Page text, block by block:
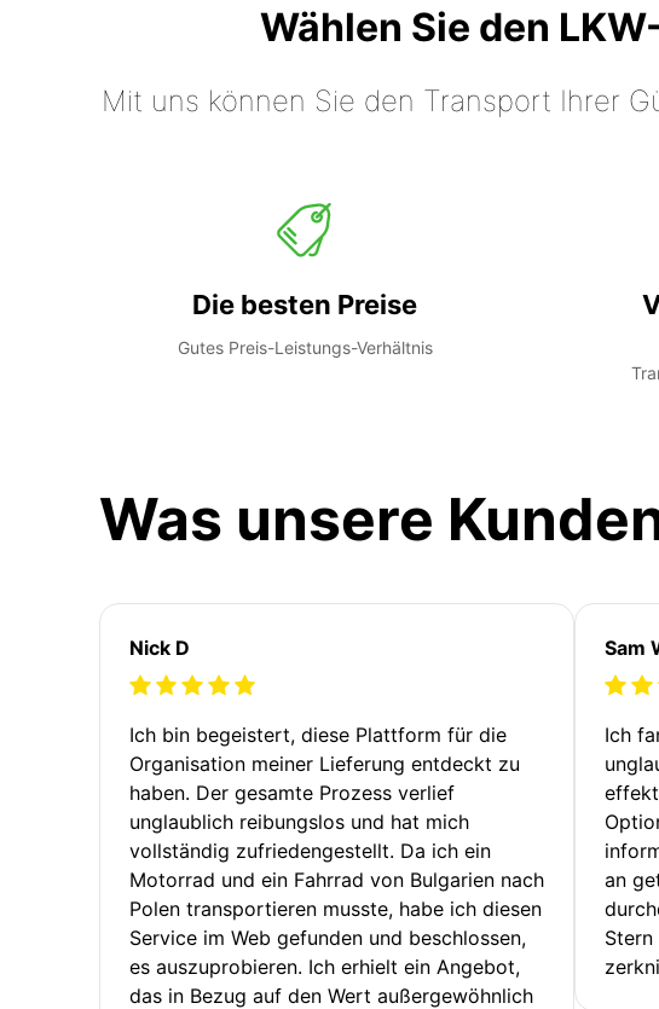
Wählen Sie den
Mit uns können Sie den Transport Ihrer
Die besten Preise
Gutes Preis-Leistungs-Verhältnis
Was unsere
Nick D
Ich bin begeistert, diese Plattform für die
Organisation meiner Lieferung entdeckt zu
haben. Der gesamte Prozess verlief
unglaublich reibungslos und hat mich
vollständig zufriedengestellt. Da ich ein
Motorrad und ein Fahrrad von Bulgarien nach
Polen transportieren musste, habe ich diesen
Service im Web gefunden und beschlossen,
es auszuprobieren. Ich erhielt ein Angebot,
das in Bezug auf den Wert außergewöhnlich
Sam
Ich
an